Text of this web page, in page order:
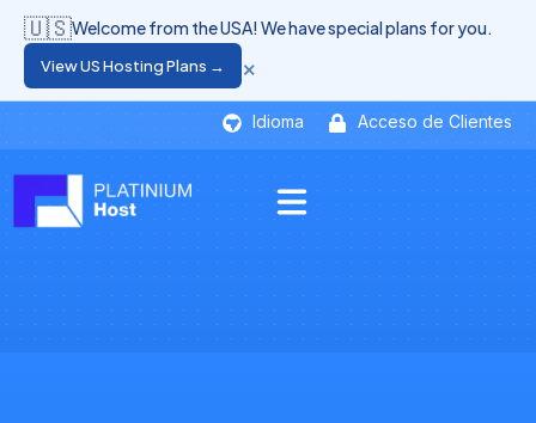
Idioma Acceso de Clientes
🇺🇸Welcome from the USA! We have special plans for you.
View US Hosting Plans → ×